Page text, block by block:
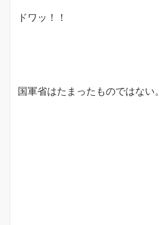
ドワッ！！
国軍省はたまったものではない。